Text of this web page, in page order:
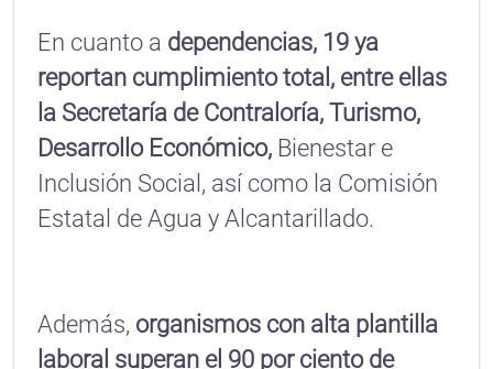
En cuanto a dependencias, 19 ya
reportan cumplimiento total, entre ellas
la Secretaría de Contraloría, Turismo,
Desarrollo Económico, Bienestar e
Inclusión Social, así como la Comisión
Estatal de Agua y Alcantarillado.
Además, organismos con alta plantilla
laboral superan el 90 por ciento de